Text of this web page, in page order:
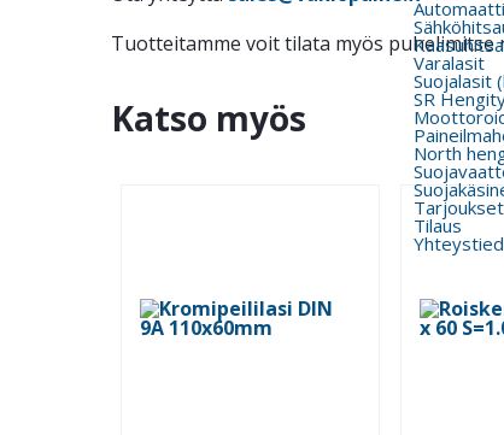
Varalasit
Suojalasit
SR
North
Tarjoukset
Tilaus
Tuotteitamme voit tilata myös puhelimitse
Katso myös